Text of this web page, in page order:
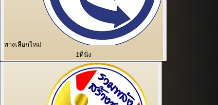
ทางเลือกใหม่
1ที่นั่ง